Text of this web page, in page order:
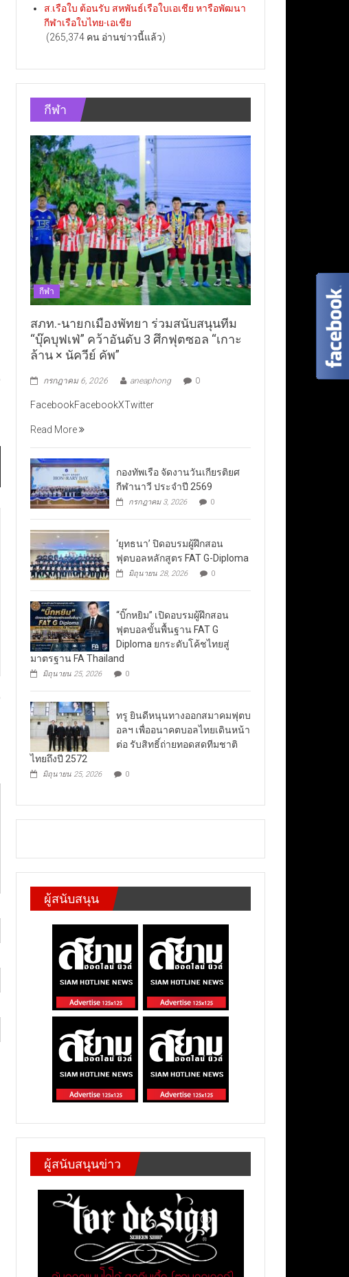
ส.เรือใบ ต้อนรับ สหพันธ์เรือใบเอเชีย หารือพัฒนา
กีฬาเรือใบไทย-เอเชีย
(265,374 คน อ่านข่าวนี้แล้ว)
กีฬา
กีฬา
สภท.-นายกเมืองพัทยา ร่วมสนับสนุนทีม
“บุ๊คบุฟเฟ่” คว้าอันดับ 3 ศึกฟุตซอล “เกาะ
ล้าน × นัควีย์ คัพ”
กรกฎาคม 6, 2026 aneaphong 0
FacebookFacebookXTwitter
Read More
กองทัพเรือ จัดงานวันเกียรติยศ
กีฬานาวี ประจำปี 2569
กรกฎาคม 3, 2026 0
‘ยุทธนา’ ปิดอบรมผู้ฝึกสอน
ฟุตบอลหลักสูตร FAT G-Diploma
มิถุนายน 28, 2026 0
“บิ๊กหยิม” เปิดอบรมผู้ฝึกสอน
ฟุตบอลขั้นพื้นฐาน FAT G
Diploma ยกระดับโค้ชไทยสู่
มาตรฐาน FA Thailand
มิถุนายน 25, 2026 0
ทรู ยินดีหนุนทางออกสมาคมฟุตบ
อลฯ เพื่ออนาคตบอลไทยเดินหน้า
ต่อ รับสิทธิ์ถ่ายทอดสดทีมชาติ
ไทยถึงปี 2572
มิถุนายน 25, 2026 0
ผู้สนับสนุน
ผู้สนับสนุนข่าว